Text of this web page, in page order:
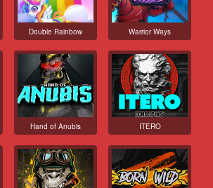
Double Rainbow Warrior Ways
Hand of Anubis ITERO